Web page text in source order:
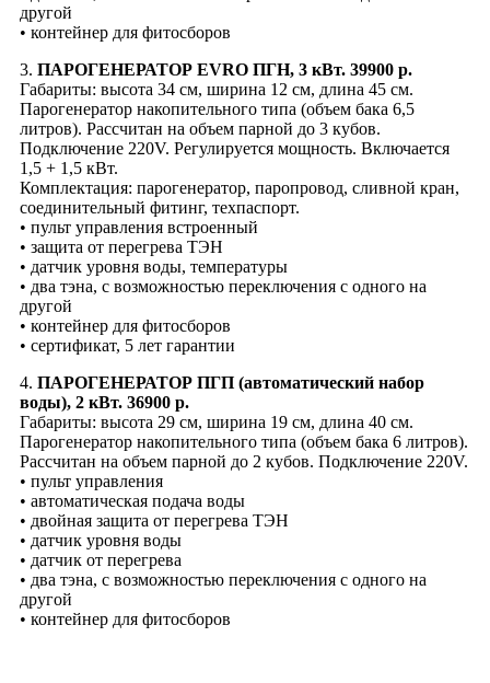
другой
• контейнер для фитосборов
3. ПАРОГЕНЕРАТОР EVRO ПГН, 3 кВт. 39900 р.
Габариты: высота 34 см, ширина 12 см, длина 45 см.
Парогенератор накопительного типа (объем бака 6,5
литров). Рассчитан на объем парной до 3 кубов.
Подключение 220V. Регулируется мощность. Включается
1,5 + 1,5 кВт.
Комплектация: парогенератор, паропровод, сливной кран,
соединительный фитинг, техпаспорт.
• пульт управления встроенный
• защита от перегрева ТЭН
• датчик уровня воды, температуры
• два тэна, с возможностью переключения с одного на
другой
• контейнер для фитосборов
• сертификат, 5 лет гарантии
4. ПАРОГЕНЕРАТОР ПГП (автоматический набор
воды), 2 кВт. 36900 р.
Габариты: высота 29 см, ширина 19 см, длина 40 см.
Парогенератор накопительного типа (объем бака 6 литров).
Рассчитан на объем парной до 2 кубов. Подключение 220V.
• пульт управления
• автоматическая подача воды
• двойная защита от перегрева ТЭН
• датчик уровня воды
• датчик от перегрева
• два тэна, с возможностью переключения с одного на
другой
• контейнер для фитосборов